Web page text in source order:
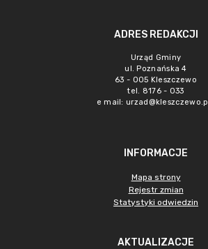
ADRES REDAKCJI
Urząd Gminy
ul. Poznańska 4
63 - 005 Kleszczewo
tel. 8176 - 033
e mail:
INFORMACJE
Mapa strony
Rejestr zmian
Statystyki odwiedzin
AKTUALIZACJE